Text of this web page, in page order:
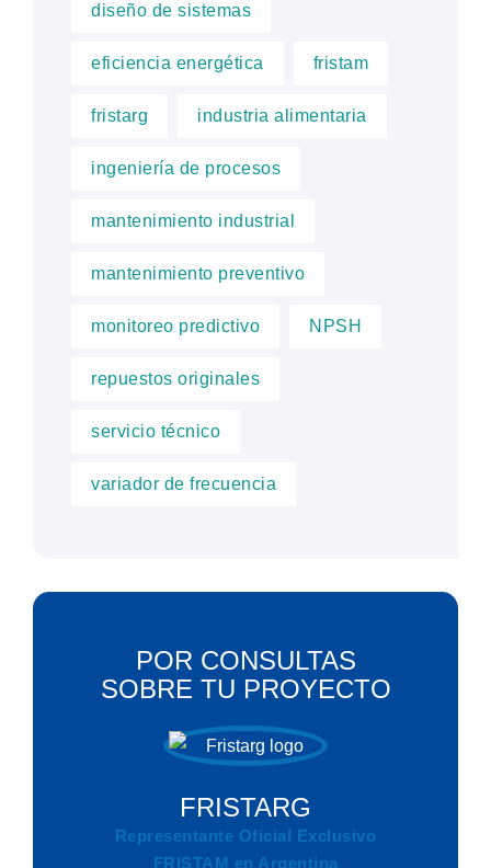
diseño de sistemas
eficiencia energética fristam
fristarg industria alimentaria
ingeniería de procesos
mantenimiento industrial
mantenimiento preventivo
monitoreo predictivo NPSH
repuestos originales
servicio técnico
variador de frecuencia
POR CONSULTAS
SOBRE TU PROYECTO
FRISTARG
Representante Oficial Exclusivo
FRISTAM en Argentina